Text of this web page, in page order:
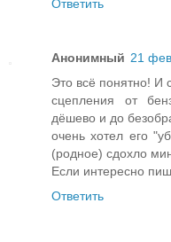
Ответить
Анонимный 21
Это всё понятно! И
сцепления от
дёшево и до
очень хотел его
(родное) сдохло
Если интересно
Ответить